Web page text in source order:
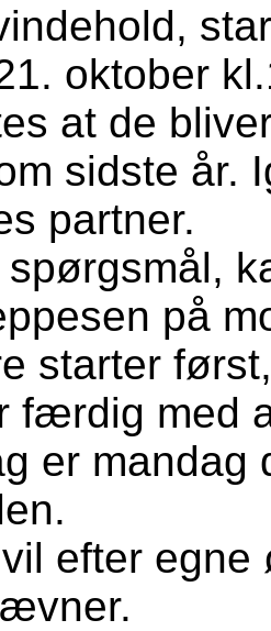
oktober
at de
sidste år.
partner.
spørgsmål,
på
starter
færdig med
er mandag
efter